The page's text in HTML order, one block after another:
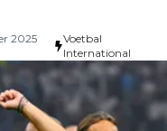
2025
Voetbal
International